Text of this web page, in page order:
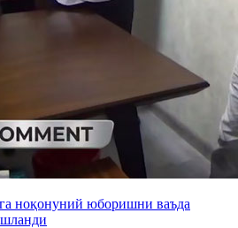
ноқонуний юборишни ваъда